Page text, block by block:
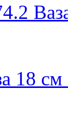
18 см